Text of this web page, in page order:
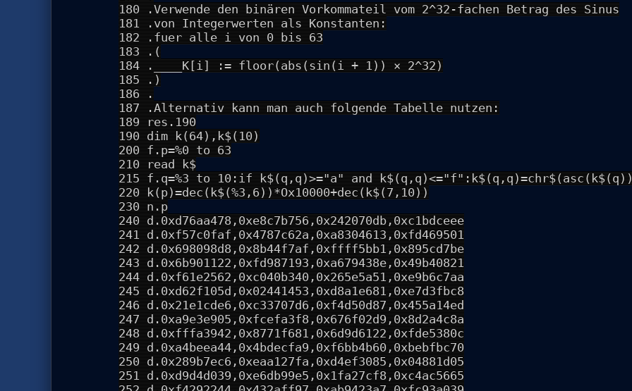
180 .Verwende den binären Vorkommateil vom 2^32-fachen Betrag des Sinus
181 .von Integerwerten als Konstanten:
182 .fuer alle i von 0 bis 63
183 .(
184 .____K[i] := floor(abs(sin(i + 1)) × 2^32)
185 .)
186 .
187 .Alternativ kann man auch folgende Tabelle nutzen:
189 res.190
190 dim k(64),k$(10)
200 f.p=%0 to 63
210 read k$
215 f.q=%3 to 10:if k$(q,q)>="a" and
220 k(p)=dec(k$(%3,6))*Ox10000+dec(k$(7,10))
230 n.p
240 d.0xd76aa478,0xe8c7b756,0x242070db,0xc1bdceee
241 d.0xf57c0faf,0x4787c62a,0xa8304613,0xfd469501
242 d.0x698098d8,0x8b44f7af,0xffff5bb1,0x895cd7be
243 d.0x6b901122,0xfd987193,0xa679438e,0x49b40821
244 d.0xf61e2562,0xc040b340,0x265e5a51,0xe9b6c7aa
245 d.0xd62f105d,0x02441453,0xd8a1e681,0xe7d3fbc8
246 d.0x21e1cde6,0xc33707d6,0xf4d50d87,0x455a14ed
247 d.0xa9e3e905,0xfcefa3f8,0x676f02d9,0x8d2a4c8a
248 d.0xfffa3942,0x8771f681,0x6d9d6122,0xfde5380c
249 d.0xa4beea44,0x4bdecfa9,0xf6bb4b60,0xbebfbc70
250 d.0x289b7ec6,0xeaa127fa,0xd4ef3085,0x04881d05
251 d.0xd9d4d039,0xe6db99e5,0x1fa27cf8,0xc4ac5665